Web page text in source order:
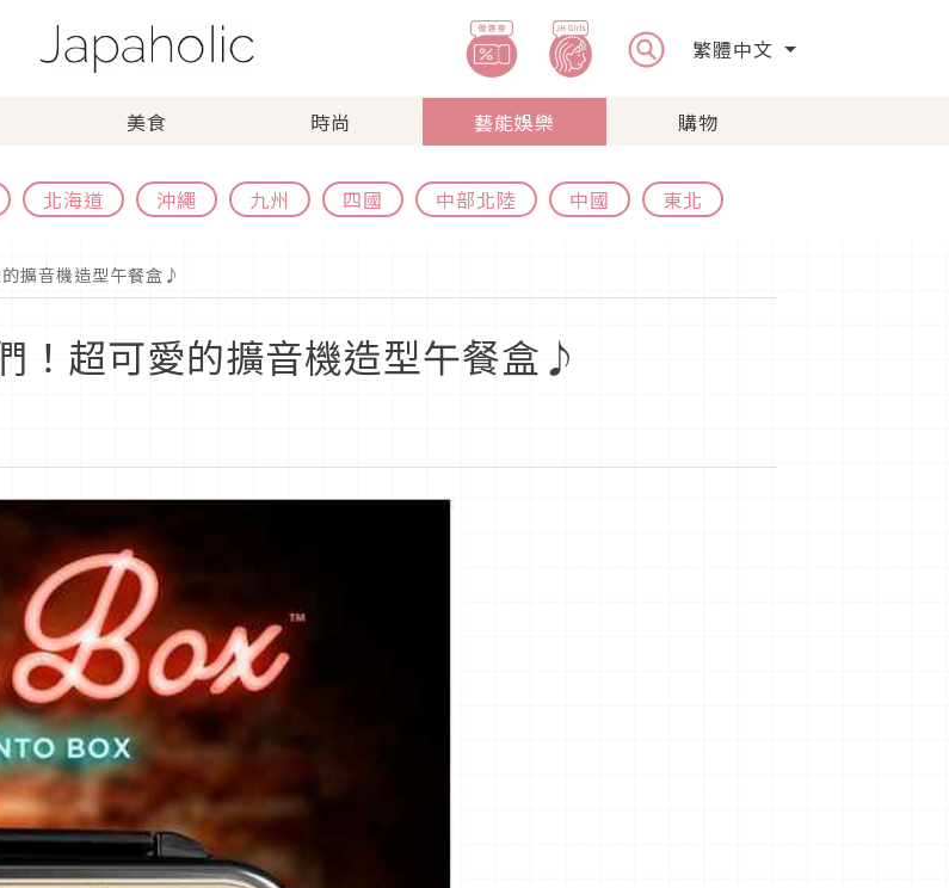
繁體中文
美食 時尚 藝能娛樂 購物
北海道 沖繩 九州 四國 中部北陸 中國 東北
擴音機造型午餐盒♪
！超可愛的擴音機造型午餐盒♪